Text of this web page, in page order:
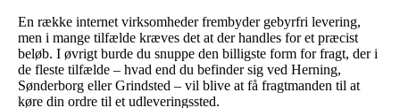
En række internet virksomheder frembyder gebyrfri levering,
men i mange tilfælde kræves det at der handles for et præcist
beløb. I øvrigt burde du snuppe den billigste form for fragt, der i
de fleste tilfælde – hvad end du befinder sig ved Herning,
Sønderborg eller Grindsted – vil blive at få fragtmanden til at
køre din ordre til et udleveringssted.